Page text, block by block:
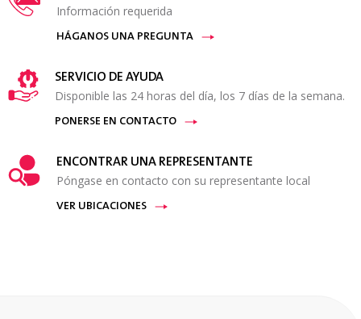
Información requerida
HÁGANOS UNA PREGUNTA
SERVICIO DE AYUDA
Disponible las 24 horas del día, los 7 días de la semana.
PONERSE EN CONTACTO
ENCONTRAR UNA REPRESENTANTE
Póngase en contacto con su representante local
VER UBICACIONES